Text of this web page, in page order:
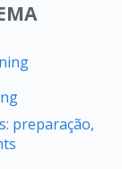
preparação,